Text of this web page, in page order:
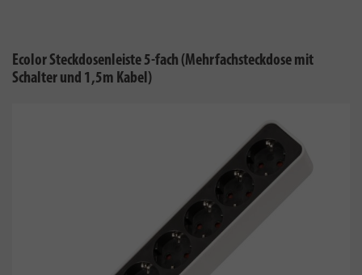
Ecolor Steckdosenleiste 5-fach (Mehrfachsteckdose mit
Schalter und 1,5m Kabel)